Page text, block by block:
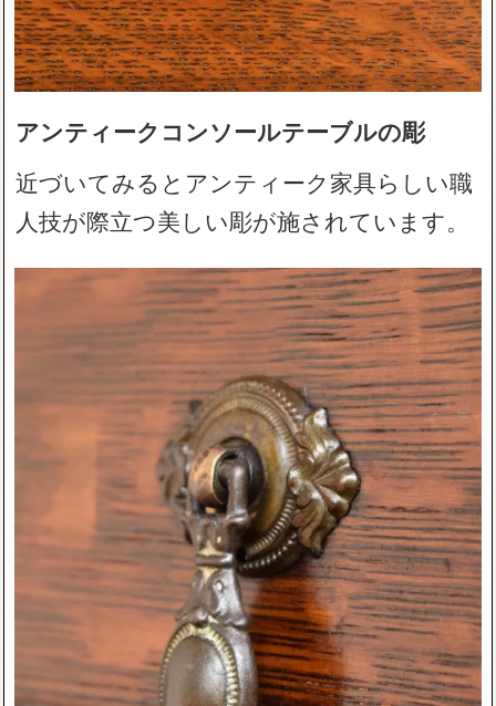
アンティークコンソールテーブルの彫
近づいてみるとアンティーク家具らしい職
人技が際立つ美しい彫が施されています。